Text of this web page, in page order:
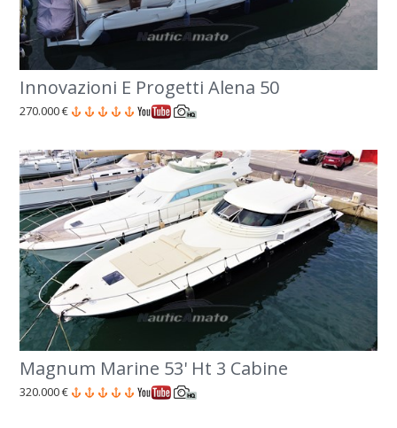
Innovazioni E Progetti Alena 50
270.000 €
Magnum Marine 53' Ht 3 Cabine
320.000 €